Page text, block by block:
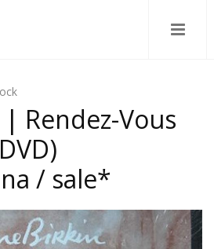
Rendez-Vous
/ sale*